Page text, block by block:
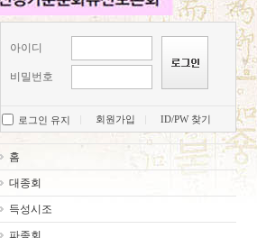
아이디
비밀번호
로그인 유지 회원가입 ID/PW 찾기
홈
대종회
득성시조
파종회